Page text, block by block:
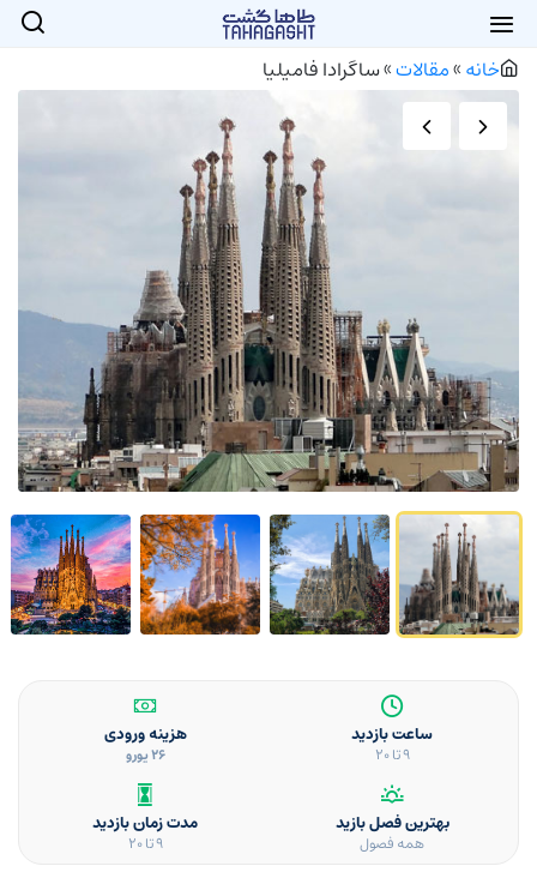
خانه»مقالات»ساگرادا فامیلیا
ساعت بازدید
9 تا 20
هزینه ورودی
26 یورو
بهترین فصل بازید
همه فصول
مدت زمان بازدید
9 تا 20